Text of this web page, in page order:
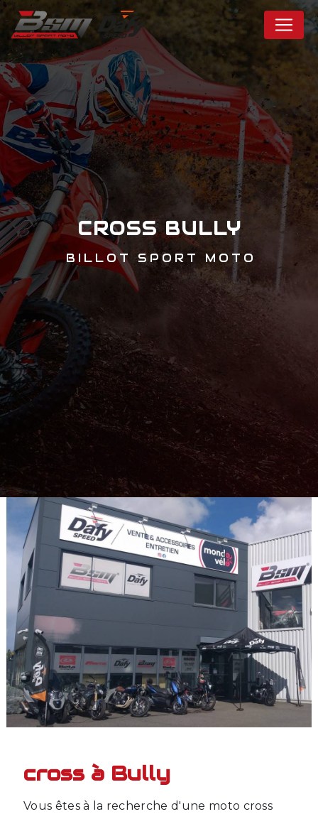
CROSS BULLY
BILLOT SPORT MOTO
cross à Bully
Vous êtes à la recherche d'une moto cross
Panneau de gestion des cookies